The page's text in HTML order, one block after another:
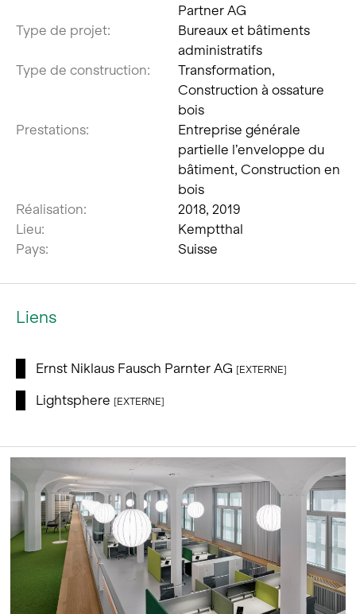
Partner AG
Type de projet:
Bureaux et bâtiments
administratifs
Type de construction:
Transformation,
Construction à ossature
bois
Prestations:
Entreprise générale
partielle l’enveloppe du
bâtiment, Construction en
bois
Réalisation:
2018, 2019
Lieu:
Kemptthal
Pays:
Suisse
Liens
Ernst Niklaus Fausch Parnter AG [EXTERNE]
Lightsphere [EXTERNE]